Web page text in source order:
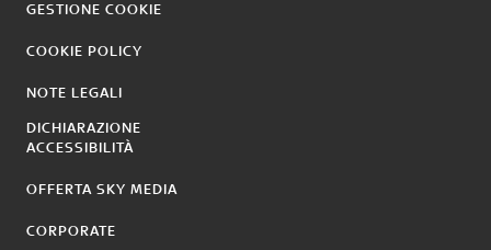
GESTIONE COOKIE
COOKIE POLICY
NOTE LEGALI
DICHIARAZIONE
ACCESSIBILITÀ
OFFERTA SKY MEDIA
CORPORATE